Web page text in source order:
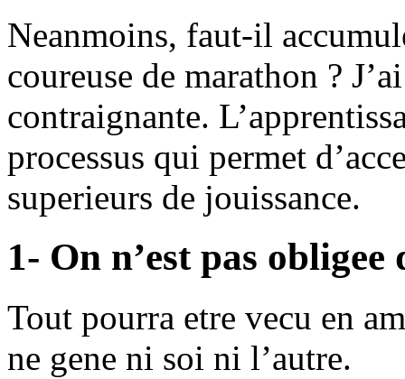
Neanmoins, faut-il
coureuse de marathon ?
contraignante.
processus qui permet
superieurs de jouissance.
1- On n’est pas
Tout pourra etre vecu en
ne gene ni soi ni l’autre.